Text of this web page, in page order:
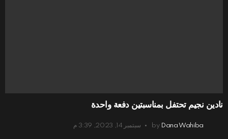
نادين نجيم تحتفل بمناسبتين دفعة واحدة
by Dana Wahiba سبتمبر 14, 2023, 3:39 م